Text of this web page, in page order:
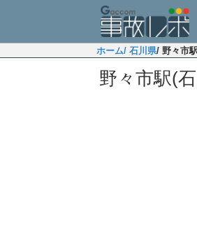
ホーム/ 石川県/ 野々市
野々市駅(